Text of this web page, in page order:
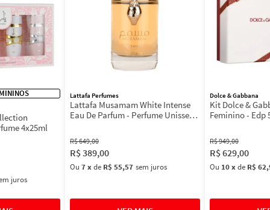
4x25ml
juros
Lattafa Perfumes
Lattafa Musamam White Intense
Eau De Parfum - Perfume Unissex
R$649,00
R$389,00
Ou 7xde R$ 55,57 sem juros
Dolce & Gabbana
Kit Dolce &
Feminino - Edp
R$949,00
R$629,00
Ou 10xde R$